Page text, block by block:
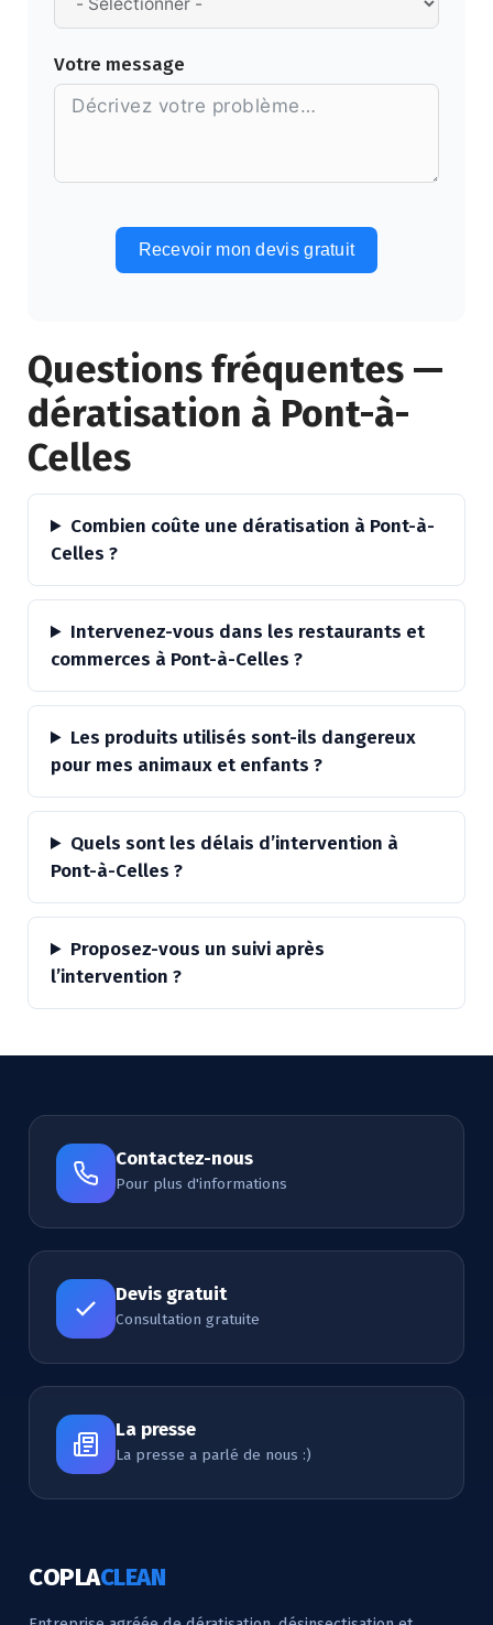
Votre message
Recevoir mon devis gratuit
Questions fréquentes —
dératisation à Pont-à-
Celles
Combien coûte une dératisation à Pont-à-
Celles ?
Intervenez-vous dans les restaurants et
commerces à Pont-à-Celles ?
Les produits utilisés sont-ils dangereux
pour mes animaux et enfants ?
Quels sont les délais d’intervention à
Pont-à-Celles ?
Proposez-vous un suivi après
l’intervention ?
Contactez-nous
Pour plus d'informations
Devis gratuit
Consultation gratuite
La presse
La presse a parlé de nous :)
COPLACLEAN